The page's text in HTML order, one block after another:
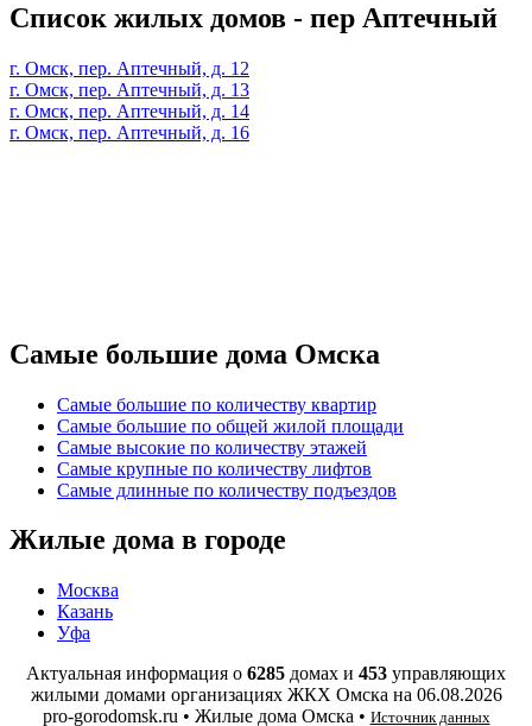
Список жилых домов - пер Аптечный
г. Омск, пер. Аптечный, д. 12
г. Омск, пер. Аптечный, д. 13
г. Омск, пер. Аптечный, д. 14
г. Омск, пер. Аптечный, д. 16
Самые большие дома Омска
Самые большие по количеству квартир
Самые большие по общей жилой площади
Самые высокие по количеству этажей
Самые крупные по количеству лифтов
Самые длинные по количеству подъездов
Жилые дома в городе
Москва
Казань
Уфа
Актуальная информация о 6285 домах и 453 управляющих
жилыми домами организациях ЖКХ Омска на 06.08.2026
pro-gorodomsk.ru • Жилые дома Омска • Источник данных